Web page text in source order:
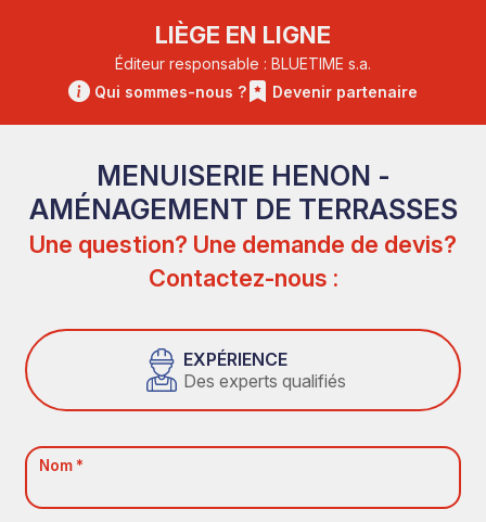
LIÈGE EN LIGNE
Éditeur responsable : BLUETIME s.a.
Qui sommes-nous ?
Devenir partenaire
MENUISERIE HENON -
AMÉNAGEMENT DE TERRASSES
Une question? Une demande de devis?
Contactez-nous :
EXPÉRIENCE
Des experts qualifiés
Nom *